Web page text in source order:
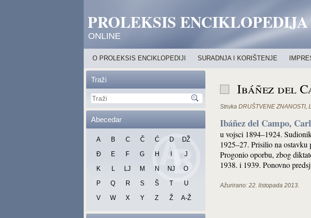
PROLEKSIS ENCIKLOPEDIJA
ONLINE
O PROLEKSIS ENCIKLOPEDIJI SURADNJA I KORIŠTENJE
Traži
Abecedar
A B C Č Ć D
DŽ
Đ
E F G H
J
K
L LJ M N NJ
O
P
Q R S Š T
U
V
W X Y Z Ž A-Ž
Ibáñez del
Struka DRUŠTVENE ZNANOSTI,
Ibáñez del Campo,
u vojsci 1894–1924.
1925–27. Prisilio na
Progonio oporbu, zbog
1938. i 1939. Ponovno
Ažurirano: 22. listopada 2013.